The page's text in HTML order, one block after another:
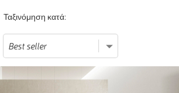
Ταξινόμηση κατά: